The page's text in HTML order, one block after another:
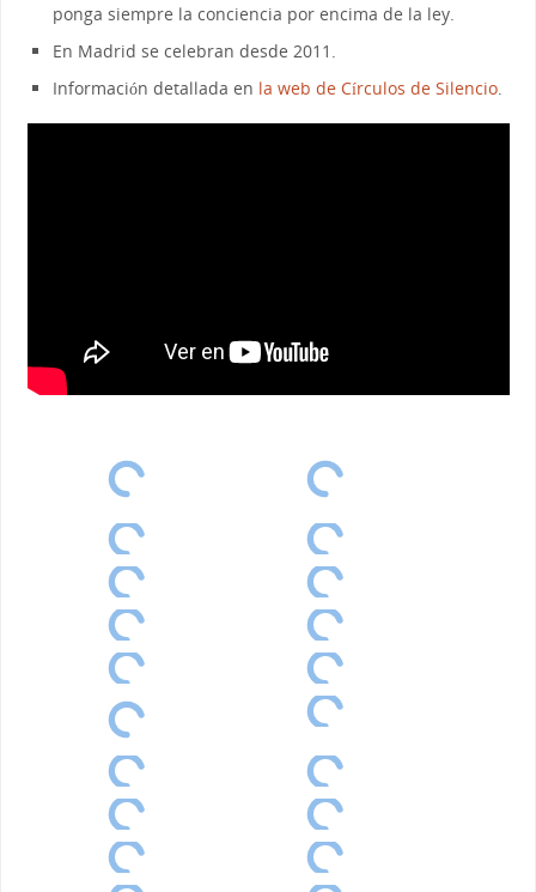
ponga siempre la conciencia por encima de la ley.
En Madrid se celebran desde 2011.
Información detallada en la web de Círculos de Silencio